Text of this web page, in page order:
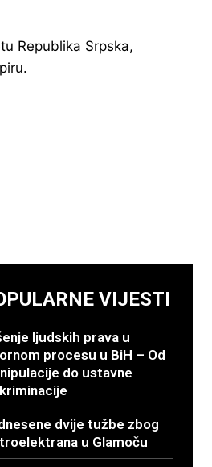
Republika Srpska,
VIJESTI
ljudskih prava u
procesu u BiH – Od
do ustavne
dvije tužbe zbog
u Glamoču